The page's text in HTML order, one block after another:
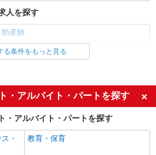
春日部駅＊看護助手としてキャリア
ャンス！
員】月給240,000〜400,000円 ・基本
20,000〜60,000円（勤続年数、保有資格
動） ・固定残業手当：20,000円（10時
残業時間を超過する場合には超過勤務
別途支給 ・夜勤手当：10,000円/1回
に支給） 下記資格をお持ちの方
知症介護基礎研修 ・初任者研修 ・実務
詳細を見る
人を探す
産師
の求人を探す
人を探す
履歴書不要
職場見学OKまたは説明会あり
る条件をもっと見る
・アルバイト・パートを探す
・アルバイト・パートを探す
・
教育・保育